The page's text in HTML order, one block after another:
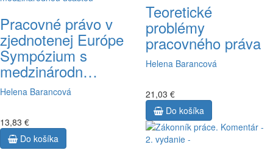
Pracovné právo v
zjednotenej Európe
Sympózium s
medzinárodn…
Helena Barancová
13,83 €
Do košíka
Teoretické
problémy
pracovného práva
Helena Barancová
21,03 €
Do košíka